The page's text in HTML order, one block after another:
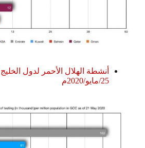
أنشطة الهلال الأحمر لدول الخليج
25/مايو/2020م